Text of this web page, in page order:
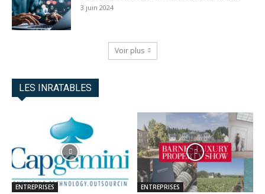
3 juin 2024
Voir plus
LES INRATABLES
ENTREPRISES ENTREPRISES